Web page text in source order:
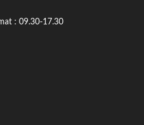
: 09.30-17.30